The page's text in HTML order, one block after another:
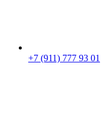
+7 (911) 777 93 01